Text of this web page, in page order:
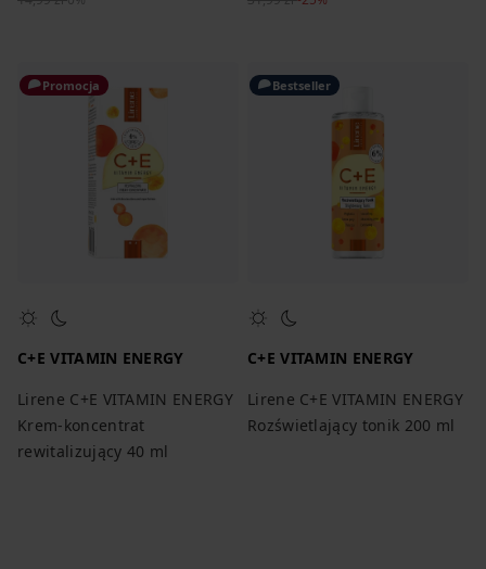
Promocja
C+E VITAMIN ENERGY
Lirene C+E VITAMIN ENERGY
Krem-koncentrat
rewitalizujący 40 ml
Bestseller
C+E VITAMIN ENERGY
Lirene C+E VITAMIN ENERGY
Rozświetlający tonik 200 ml